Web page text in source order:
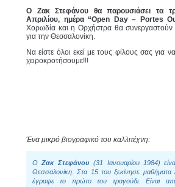
Ο Ζακ Στεφάνου θα παρουσιάσει τα
Απριλίου, ημέρα “Open Day – Portes
Χορωδία και η Ορχήστρα θα συνεργαστούν
για την Θεσσαλονίκη.
Να είστε όλοι εκεί με τους φίλους σας για
χειροκροτήσουμε!!!
Ένα μικρό βιογραφικό του καλλιτέχνη:
ΟΖακ Στεφάνου (31 Ιανουαρίου 1984)
Θεσσαλονίκη. Στα 15 του ξεκίνησε μαθήματα
έγραψε το πρώτο του τραγούδι. Είναι